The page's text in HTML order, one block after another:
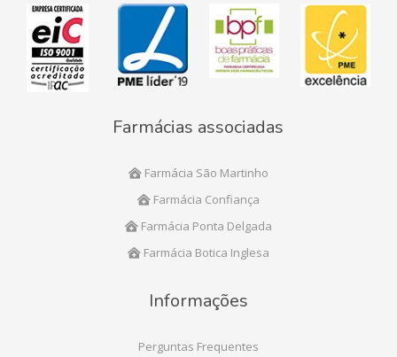
Farmácias associadas
Farmácia São Martinho
Farmácia Confiança
Farmácia Ponta Delgada
Farmácia Botica Inglesa
Informações
Perguntas Frequentes